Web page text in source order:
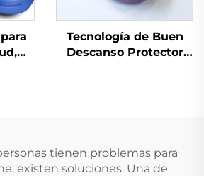
Tecnología de Buen
Descanso Protector
tienen problemas para
existen soluciones. Una de